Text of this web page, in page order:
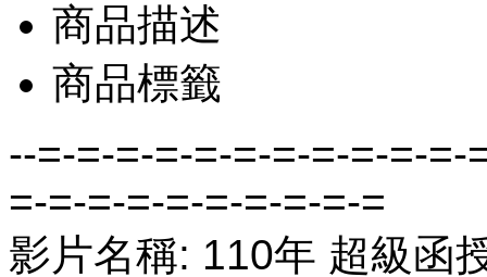
商品描述
商品標籤
--=-=-=-=-=-=-=-=-=-=-
=-=-=-=-=-=-=-=-=-=
影片名稱: 110年 超級函